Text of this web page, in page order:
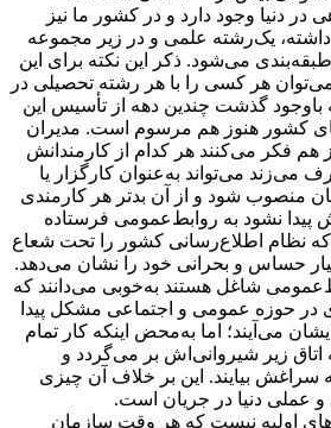
در دنیا وجود دارد و در کشور ما نیز
یک‌رشته علمی و در زیر مجموعه
می‌شود. ذکر این نکته برای این
هر کسی را با هر رشته تحصیلی در
باوجود گذشت چندین دهه از تأسیس این
کشور هنوز هم مرسوم است. مدیران
هم فکر می‌کنند هر کدام از کارمندانش
می‌زند می‌تواند به‌عنوان کارگزار یا
منصوب شود و از آن بدتر هر کارمندی
پیدا نشود به روابط‌عمومی فرستاده
نظام اطلاع‌رسانی کشور را تحت شعاع
حساس و بحرانی خود را نشان می‌دهد.
شاغل هستند به‌خوبی می‌دانند که
در حوزه عمومی و اجتماعی مشکل پیدا
می‌آیند؛ اما به‌محض اینکه کار تمام
زیر شیروانی‌اش بر می‌گردد و
سراغش بیایند. این بر خلاف آن چیزی
عملی دنیا در جریان است.
اولیه نیست که هر وقت سازمان